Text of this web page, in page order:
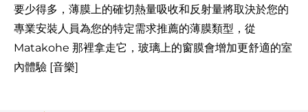
要少得多，薄膜上的確切熱量吸收和反射量將取決於您的
專業安裝人員為您的特定需求推薦的薄膜類型，從
Matakohe 那裡拿走它，玻璃上的窗膜會增加更舒適的室
內體驗 [音樂]